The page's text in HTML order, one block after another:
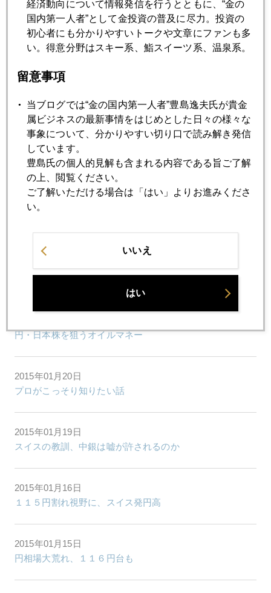
2015年01月28日
ギリシャに接近するロシア
人民元急落、通貨安競争の兆しか
2015年01月26日
ギリシャ急進左派勝利にほくそえむ中国
2015年01月23日
円・日本株を狙うオイルマネー
2015年01月20日
プロがこっそり知りたい話
2015年01月19日
スイスの教訓、中銀は嘘が許されるのか
2015年01月16日
１１５円割れ視野に、スイス発円高
2015年01月15日
円相場大荒れ、１１６円台も
経済動向について情報発信を行うとともに、“金の
国内第一人者”として金投資の普及に尽力。投資の
初心者にも分かりやすいトークや文章にファンも多
い。得意分野はスキー系、鮨スイーツ系、温泉系。
留意事項
当ブログでは“金の国内第一人者”豊島逸夫氏が貴金
属ビジネスの最新事情をはじめとした日々の様々な
事象について、分かりやすい切り口で読み解き発信
しています。
豊島氏の個人的見解も含まれる内容である旨ご了解
の上、閲覧ください。
ご了解いただける場合は「はい」よりお進みくださ
い。
いいえ
はい